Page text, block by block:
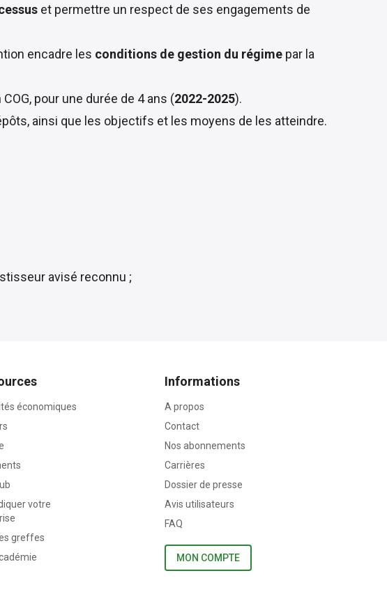
et permettre un respect de ses engagements de
encadre les conditions de gestion du régime par la
pour une durée de 4 ans (2022-2025).
ainsi que les objectifs et les moyens de les atteindre.
avisé reconnu ;
économiques
votre
greffes
Informations
A propos
Contact
Nos abonnements
Carrières
Dossier de presse
Avis utilisateurs
FAQ
MON COMPTE